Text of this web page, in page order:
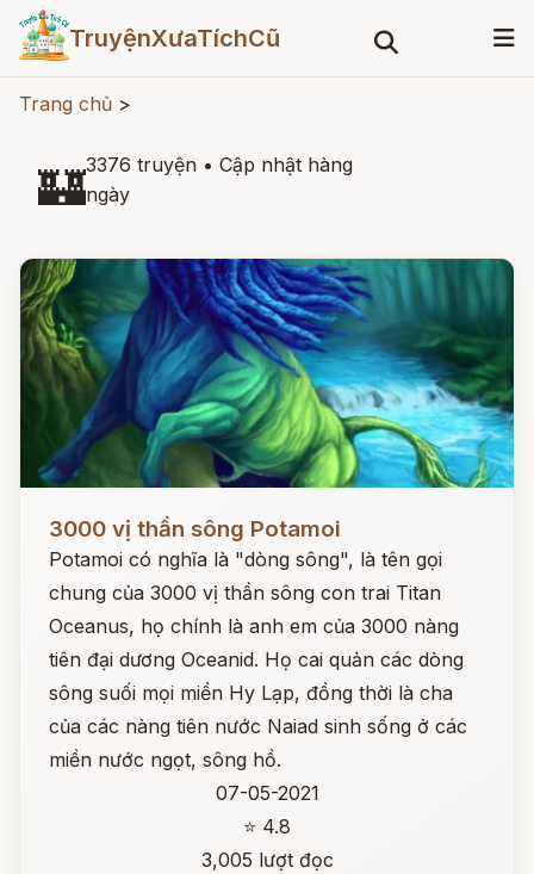
TruyệnXưaTíchCũ
Trang chủ >
🏰3376 truyện • Cập nhật hàng
ngày
3000 vị thần sông Potamoi
Potamoi có nghĩa là "dòng sông", là tên gọi
chung của 3000 vị thần sông con trai Titan
Oceanus, họ chính là anh em của 3000 nàng
tiên đại dương Oceanid. Họ cai quản các dòng
sông suối mọi miền Hy Lạp, đồng thời là cha
của các nàng tiên nước Naiad sinh sống ở các
miền nước ngọt, sông hồ.
07-05-2021
⭐ 4.8
3,005 lượt đọc